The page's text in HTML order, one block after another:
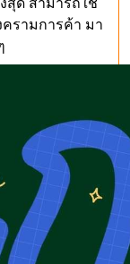
รามการค้า มา